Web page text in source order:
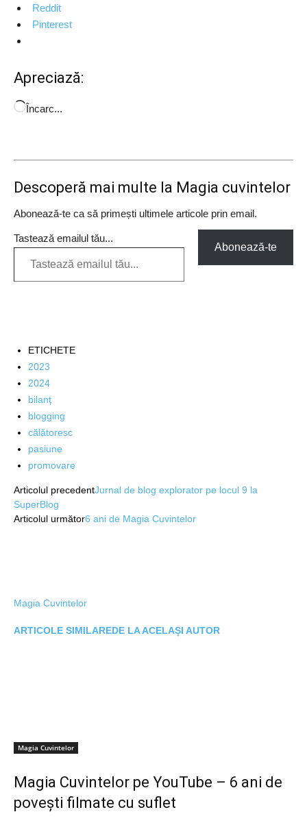
Reddit
Pinterest
Apreciază:
Încarc...
Descoperă mai multe la Magia cuvintelor
Abonează-te ca să primești ultimele articole prin email.
Tastează emailul tău...
Abonează-te
ETICHETE
2023
2024
bilanț
blogging
călătoresc
pasiune
promovare
Articolul precedentJurnal de blog explorator pe locul 9 la
SuperBlog
Articolul următor6 ani de Magia Cuvintelor
Magia Cuvintelor
ARTICOLE SIMILAREDE LA ACELAȘI AUTOR
Magia Cuvintelor
Magia Cuvintelor pe YouTube – 6 ani de
povești filmate cu suflet